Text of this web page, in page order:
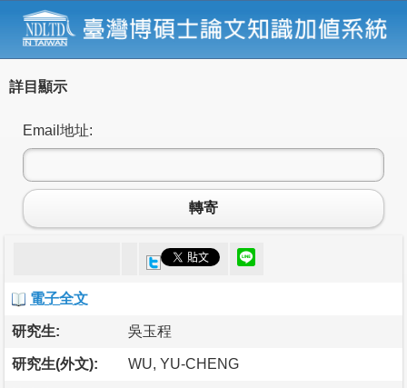
詳目顯示
Email地址:
轉寄
電子全文
研究生: 吳玉程
研究生(外文): WU, YU-CHENG